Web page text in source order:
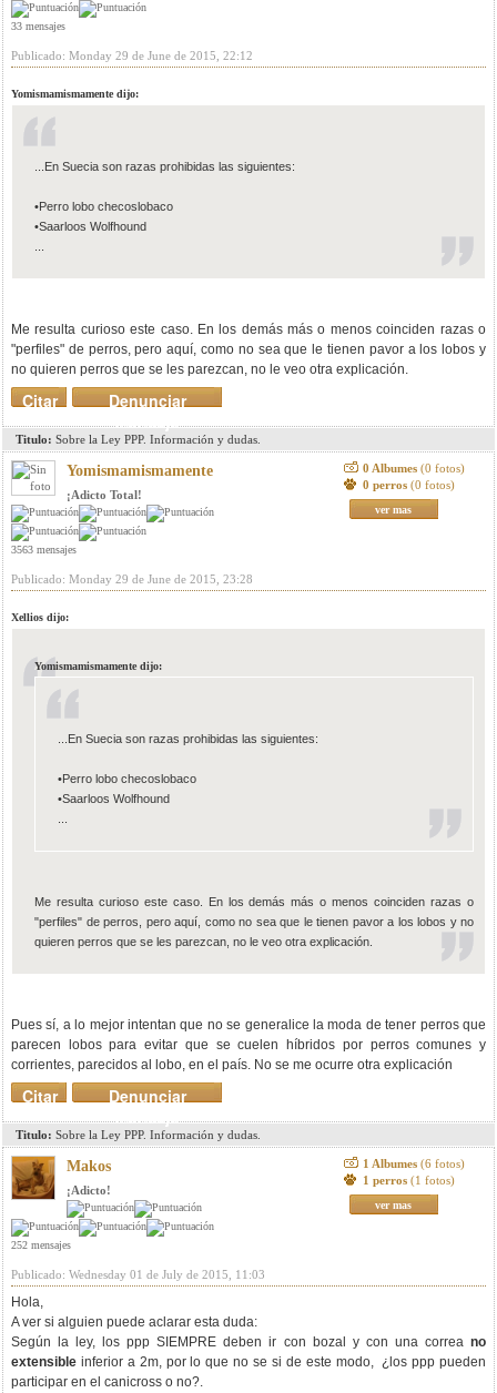
33 mensajes
Publicado: Monday 29 de June de 2015, 22:12
Yomismamismamente dijo:
...En Suecia son razas prohibidas las siguientes:
•Perro lobo checoslobaco
•Saarloos Wolfhound
Me resulta curioso este caso. En los demás más o menos coinciden razas o
"perfiles" de perros, pero aquí, como no sea que le tienen pavor a los lobos y
no quieren perros que se les parezcan, no le veo otra explicación.
Denunciar
mensaje
Citar
Titulo: Sobre la Ley PPP. Información y dudas.
Yomismamismamente
¡Adicto Total!
3563 mensajes
0 Albumes (0 fotos)
0 perros (0 fotos)
ver mas
Publicado: Monday 29 de June de 2015, 23:28
Xellios dijo:
Yomismamismamente dijo:
...En Suecia son razas prohibidas las siguientes:
•Perro lobo checoslobaco
•Saarloos Wolfhound
Me resulta curioso este caso. En los demás más o menos coinciden razas o
"perfiles" de perros, pero aquí, como no sea que le tienen pavor a los lobos y no
quieren perros que se les parezcan, no le veo otra explicación.
Pues sí, a lo mejor intentan que no se generalice la moda de tener perros que
parecen lobos para evitar que se cuelen híbridos por perros comunes y
corrientes, parecidos al lobo, en el país. No se me ocurre otra explicación
Denunciar
mensaje
Citar
Titulo: Sobre la Ley PPP. Información y dudas.
Makos
¡Adicto!
252 mensajes
1 Albumes (6 fotos)
1 perros (1 fotos)
ver mas
Publicado: Wednesday 01 de July de 2015, 11:03
Hola,
A ver si alguien puede aclarar esta duda:
Según la ley, los ppp SIEMPRE deben ir con bozal y con una correa no
extensible inferior a 2m, por lo que no se si de este modo, ¿los ppp pueden
participar en el canicross o no?.